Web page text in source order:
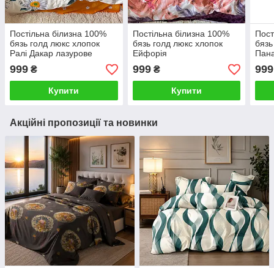
Постільна білизна 100%
бязь голд люкс хлопок
Ралі Дакар лазурове
999 ₴
Купити
Постільна білизна 100%
бязь голд люкс хлопок
Ейфорія
999₴
Купити
999
Акційні пропозиції та новинки